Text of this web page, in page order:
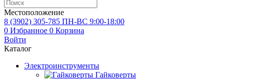
Местоположение
8 (3902) 305-785 ПН-ВС 9:00-18:00
0 Избранное 0 Корзина
Войти
Каталог
Электроинструменты
Гайковерты